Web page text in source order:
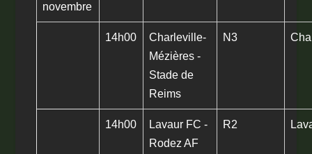
novembre
14h00
Charleville-
Mézières -
Stade de
Reims
N3
14h00
Lavaur FC -
Rodez AF
R2